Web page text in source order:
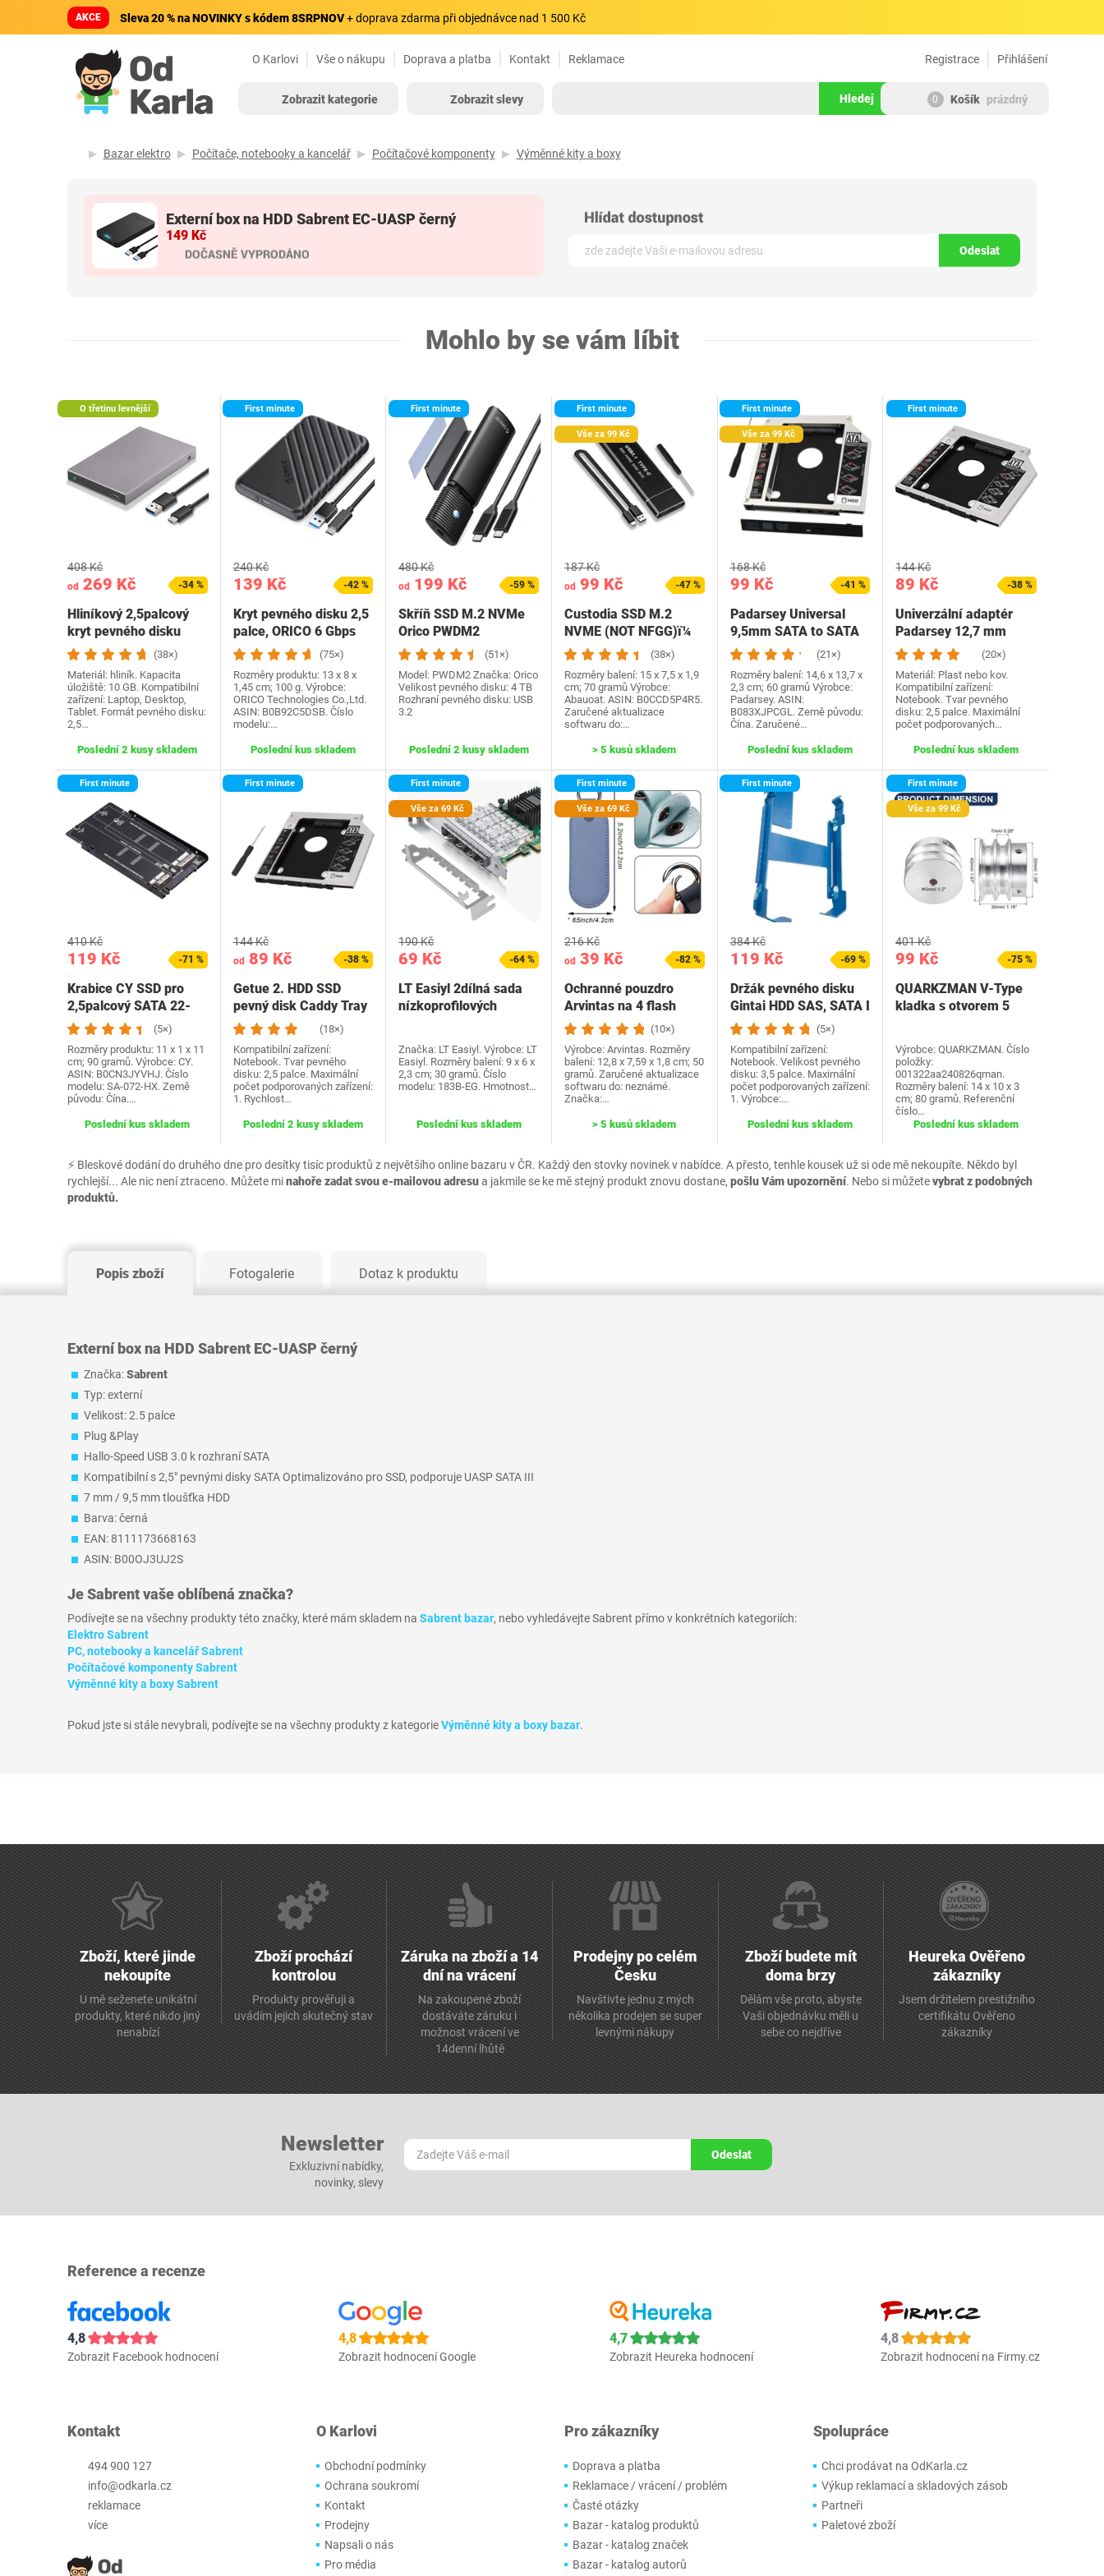
AKCE Sleva 20 % na NOVINKY s kódem 8SRPNOV+ doprava zdarma při objednávce nad 1 500 Kč
O Karlovi Vše o nákupu Doprava a platba Kontakt Reklamace Přihlášení
Registrace
Zobrazit kategorie Zobrazit slevy Hledej 0 Košík prázdný
Bazar elektro Počítače, notebooky a kancelář Počítačové komponenty Výměnné kity a boxy
Externí box na HDD Sabrent EC-UASP černý
⚡ Bleskové dodání do druhého dne pro desítky tisíc produktů z největšího online bazaru v ČR. Každý den stovky novinek v nabídce. A přesto, tenhle kousek už si ode mě nekoupíte. Někdo byl
rychlejší... Ale nic není ztraceno. Můžete minahoře zadat svou e-mailovou adresua jakmile se ke mě stejný produkt znovu dostane, pošlu Vám upozornění. Nebo si můžetevybrat z podobných
produktů.
149 Kč
Odeslat
Mohlo by se vám líbit
O třetinu levnější
od 269 Kč
408 Kč
-34 %
Hliníkový 2,5palcový
kryt pevného disku
SSK USB C 3.1/3.2…
(38×)
Materiál: hliník. Kapacita
úložiště: 10 GB. Kompatibilní
zařízení: Laptop, Desktop,
Tablet. Formát pevného disku:
2,5…
Poslední 2 kusy skladem
First minute
139 Kč
240 Kč
-42 %
Kryt pevného disku 2,5
palce, ORICO 6 Gbps
USB C 3.1 Gen 1…
(75×)
Rozměry produktu: 13 x 8 x
1,45 cm; 100 g. Výrobce:
ORICO Technologies Co.,Ltd.
ASIN: B0B92C5DSB. Číslo
modelu:…
Poslední kus skladem
First minute
od 199 Kč
480 Kč
-59 %
Skříň SSD M.2 NVMe
Orico PWDM2
(51×)
Model: ‎PWDM2 Značka: Orico
Velikost pevného disku: ‎4 TB
Rozhraní pevného disku‎: USB
3.2
Poslední 2 kusy skladem
First minute
Vše za 99 Kč
od99 Kč
187 Kč
-47 %
Custodia SSD M.2
NVME (NOT NFGG)ï¼
Disco Rigido
Enclosure…
(38×)
Rozměry balení: 15 x 7,5 x 1,9
cm; 70 gramů Výrobce:
Abauoat. ASIN: B0CCD5P4R5.
Zaručené aktualizace
softwaru do:…
> 5 kusů skladem
First minute
Vše za 99 Kč
99 Kč
168 Kč
-41 %
Padarsey Universal
9,5mm SATA to SATA
2nd SSD HDD Adapter…
(21×)
Rozměry balení: 14,6 x 13,7 x
2,3 cm; 60 gramů Výrobce:
Padarsey. ASIN:
B083XJPCGL. Země původu:
Čína. Zaručené…
Poslední kus skladem
First minute
89 Kč
144 Kč
-38 %
Univerzální adaptér
Padarsey 12,7 mm
SATA na SATA 2. SSD…
(20×)
Materiál: Plast nebo kov.
Kompatibilní zařízení:
Notebook. Tvar pevného
disku: 2,5 palce. Maximální
počet podporovaných…
Poslední kus skladem
First minute
119 Kč
410 Kč
-71 %
Krabice CY SSD pro
2,5palcový SATA 22-
pinový disk pro Mac…
(5×)
Rozměry produktu: 11 x 1 x 11
cm; 90 gramů. Výrobce: CY.
ASIN: B0CN3JYVHJ. Číslo
modelu: SA-072-HX. Země
původu: Čína.…
Poslední kus skladem
First minute
od89 Kč
144 Kč
-38 %
Getue 2. HDD SSD
pevný disk Caddy Tray
Náhradní pro
MacBook…
(18×)
Kompatibilní zařízení:
Notebook. Tvar pevného
disku: 2,5 palce. Maximální
počet podporovaných zařízení:
1. Rychlost…
Poslední 2 kusy skladem
First minute
Vše za 69 Kč
69 Kč
190 Kč
-64 %
LT Easiyl 2dílná sada
nízkoprofilových
Značka: LT Easiyl. Výrobce: LT
Easiyl. Rozměry balení: 9 x 6 x
2,3 cm; 30 gramů. Číslo
modelu: 183B-EG. Hmotnost…
Poslední kus skladem
First minute
Vše za 69 Kč
od39 Kč
216 Kč
-82 %
Ochranné pouzdro
Arvintas na 4 flash
disky, kožené úložné…
(10×)
Výrobce: Arvintas. Rozměry
balení: 12,8 x 7,59 x 1,8 cm; 50
gramů. Zaručené aktualizace
softwaru do: neznámé.
Značka:…
> 5 kusů skladem
First minute
119 Kč
384 Kč
-69 %
Držák pevného disku
Gintai HDD SAS, SATA I
II III, 3,5…
(5×)
Kompatibilní zařízení:
Notebook. Velikost pevného
disku: 3,5 palce. Maximální
počet podporovaných zařízení:
1. Výrobce:…
Poslední kus skladem
First minute
Vše za 99 Kč
99 Kč
401 Kč
-75 %
QUARKZMAN V-Type
kladka s otvorem 5
Výrobce: QUARKZMAN. Číslo
položky:
001322aa240826qman.
Rozměry balení: 14 x 10 x 3
cm; 80 gramů. Referenční
číslo…
Poslední kus skladem
Popis zboží Fotogalerie Dotaz k produktu
Externí box na HDD Sabrent EC-UASP černý
Značka:Sabrent
Typ: externí
Velikost: 2.5 palce
Plug &Play
Hallo-Speed USB 3.0 k rozhraní SATA
Kompatibilní s 2,5" pevnými disky SATA Optimalizováno pro SSD, podporuje UASP SATA III
7 mm / 9,5 mm tloušťka HDD
Barva: černá
EAN: 8111173668163
ASIN: B00OJ3UJ2S
JeSabrentvaše oblíbená značka?
Podívejte se na všechny produkty této značky, které mám skladem na Sabrent bazar, nebo vyhledávejte Sabrent přímo v konkrétních kategoriích:
Elektro Sabrent
PC, notebooky a kancelář Sabrent
Počítačové komponenty Sabrent
Výměnné kity a boxy Sabrent
Pokud jste si stále nevybrali, podívejte se na všechny produkty z kategorieVýměnné kity a boxy bazar.
Zboží, které jinde
nekoupíte
U mě seženete unikátní
produkty, které nikdo jiný
nenabízí
Zboží prochází
kontrolou
Produkty prověřuji a
uvádím jejich skutečný stav
Záruka na zboží a 14
dní na vrácení
Na zakoupené zboží
dostáváte záruku i
možnost vrácení ve
14denní lhůtě
Prodejny po celém
Česku
Navštivte jednu z mých
několika prodejen se super
levnými nákupy
Zboží budete mít
doma brzy
Dělám vše proto, abyste
Vaši objednávku měli u
sebe co nejdříve
Heureka Ověřeno
zákazníky
Jsem držitelem prestižního
certifikátu Ověřeno
zákazníky
Newsletter
Exkluzivní nabídky,
novinky, slevy
Odeslat
Reference a recenze
4,8
Zobrazit Facebook hodnocení
4,8
Zobrazit hodnocení Google
4,7
Zobrazit Heureka hodnocení
4,8
Zobrazit hodnocení na Firmy.cz
Kontakt
494 900 127
info@odkarla.cz
reklamace
více
O Karlovi
Obchodní podmínky
Ochrana soukromí
Kontakt
Prodejny
Napsali o nás
Pro média
Pro zákazníky
Doprava a platba
Reklamace / vrácení / problém
Časté otázky
Bazar - katalog produktů
Bazar - katalog značek
Bazar - katalog autorů
Spolupráce
Chci prodávat na OdKarla.cz
Výkup reklamací a skladových zásob
Partneři
Paletové zboží